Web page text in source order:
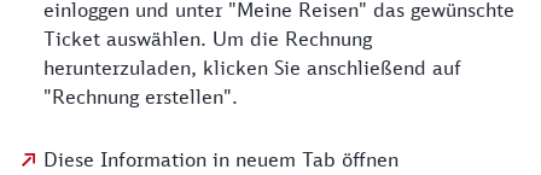
einloggen und unter "Meine Reisen" das gewünschte
Ticket auswählen. Um die Rechnung
herunterzuladen, klicken Sie anschließend auf
"Rechnung erstellen".
Diese Information in neuem Tab öffnen